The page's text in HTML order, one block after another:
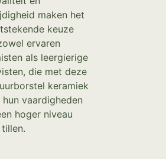
maken het
keuze
ervaren
als leergierige
die met deze
keramiek
hun vaardigheden
hoger niveau